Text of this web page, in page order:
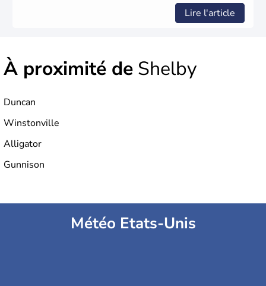
Lire l'article
À proximité de Shelby
Duncan
Winstonville
Alligator
Gunnison
Météo Etats-Unis